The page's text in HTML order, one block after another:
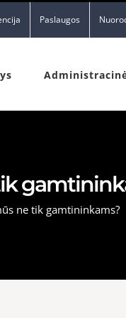
Paslaugos
ne tik gamtininkams?